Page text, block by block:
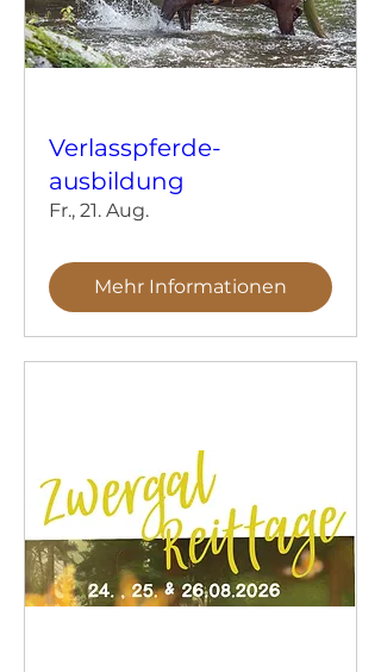
Verlasspferde-
ausbildung
Fr., 21. Aug.
Mehr Informationen